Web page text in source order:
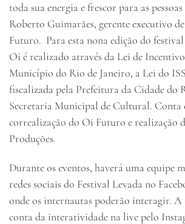
toda sua energia e frescor para as pessoas
Roberto Guimarães, gerente executivo
Futuro. Para esta nona edição do
Oi é realizado através da Lei de
Município do Rio de Janeiro, a Lei do
fiscalizada pela Prefeitura da Cidade do
Secretaria Municipal de Cultural. Conta
correalização do Oi Futuro e realização
Produções.
Durante os eventos, haverá uma equipe
redes sociais do Festival Levada no
onde os internautas poderão interagir.
conta da interatividade na live pelo